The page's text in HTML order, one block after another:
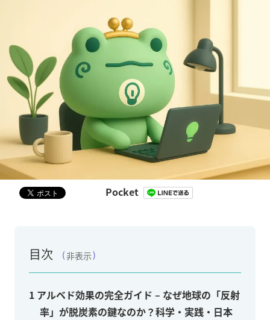
Pocket
目次 非表示
1 アルベド効果の完全ガイド – なぜ地球の「反射
率」が脱炭素の鍵なのか？科学・実践・日本